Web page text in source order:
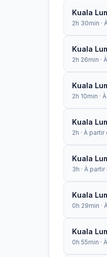
Kuala
2h 30min ·
Kuala
2h 26min ·
Kuala
2h 10min ·
Kuala
2h · À
Kuala
3h · À
Kuala
0h 29min ·
Kuala
0h 55min ·